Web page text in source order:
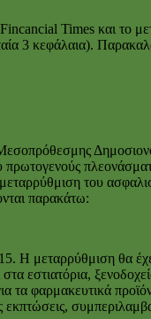
Times και το
3 κεφάλαια).
του
παρακάτω:
Η μεταρρύθμιση θα
φαρμακευτικά